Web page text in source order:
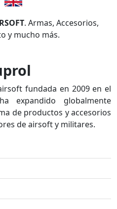
. Armas, Accesorios,
y mucho más.
fundada en 2009 en el
expandido globalmente
de productos y accesorios
de airsoft y militares.